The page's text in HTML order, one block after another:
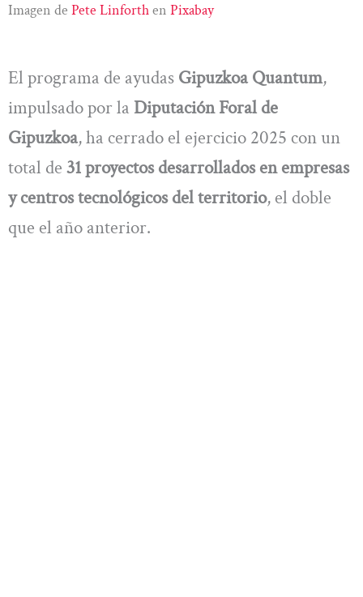
Imagen de Pete Linforthen Pixabay
El programa de ayudas Gipuzkoa Quantum,
impulsado por la Diputación Foral de
Gipuzkoa, ha cerrado el ejercicio 2025 con un
total de 31 proyectos desarrollados en empresas
y centros tecnológicos del territorio, el doble
que el año anterior.